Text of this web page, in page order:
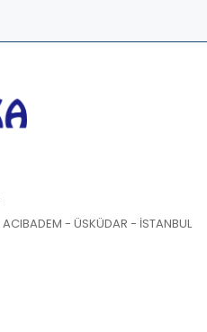
- ÜSKÜDAR - İSTANBUL